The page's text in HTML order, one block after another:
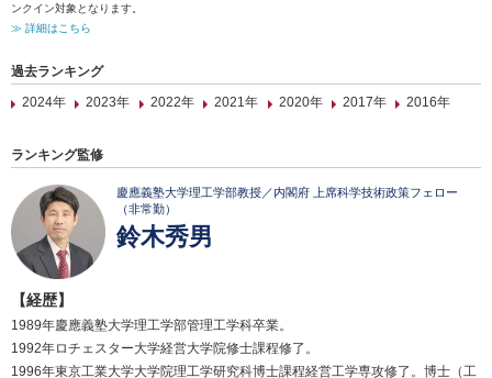
ンクイン対象となります。
≫ 詳細はこちら
過去ランキング
2024年
2023年 2022年 2021年 2020年 2017年 2016年
ランキング監修
慶應義塾大学理工学部教授／内閣府 上席科学技術政策フェロー
（非常勤）
鈴木秀男
【経歴】
1989年慶應義塾大学理工学部管理工学科卒業。
1992年ロチェスター大学経営大学院修士課程修了。
1996年東京工業大学大学院理工学研究科博士課程経営工学専攻修了。博士（工